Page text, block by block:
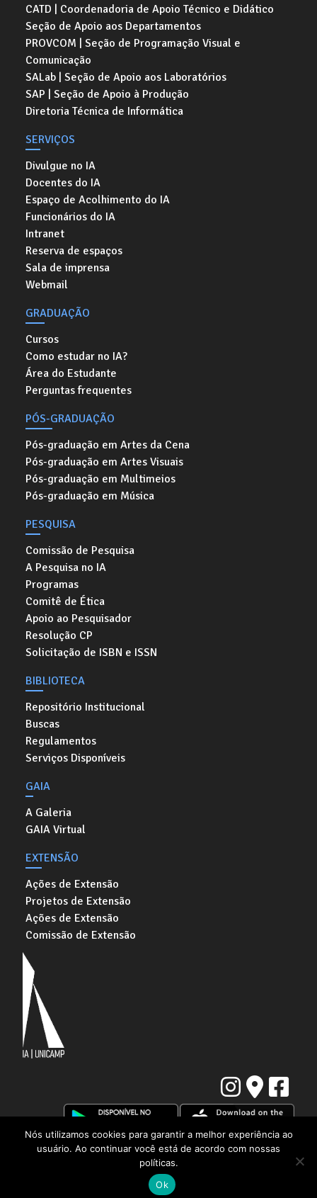
CATD | Coordenadoria de Apoio Técnico e Didático
Seção de Apoio aos Departamentos
PROVCOM | Seção de Programação Visual e
Comunicação
SALab | Seção de Apoio aos Laboratórios
SAP | Seção de Apoio à Produção
Diretoria Técnica de Informática
SERVIÇOS
Divulgue no IA
Docentes do IA
Espaço de Acolhimento do IA
Funcionários do IA
Intranet
Reserva de espaços
Sala de imprensa
Webmail
GRADUAÇÃO
Cursos
Como estudar no IA?
Área do Estudante
Perguntas frequentes
PÓS-GRADUAÇÃO
Pós-graduação em Artes da Cena
Pós-graduação em Artes Visuais
Pós-graduação em Multimeios
Pós-graduação em Música
PESQUISA
Comissão de Pesquisa
A Pesquisa no IA
Programas
Comitê de Ética
Apoio ao Pesquisador
Resolução CP
Solicitação de ISBN e ISSN
BIBLIOTECA
Repositório Institucional
Buscas
Regulamentos
Serviços Disponíveis
GAIA
A Galeria
GAIA Virtual
EXTENSÃO
Ações de Extensão
Projetos de Extensão
Ações de Extensão
Comissão de Extensão
Instituto de Artes da Universidade Estadual de Campinas
Rua Elis Regina, 50. Cidade Universitária "Zeferino Vaz" | Barão Geraldo,
Nós utilizamos cookies para garantir a melhor experiência ao
usuário. Ao continuar você está de acordo com nossas
políticas.
Ok